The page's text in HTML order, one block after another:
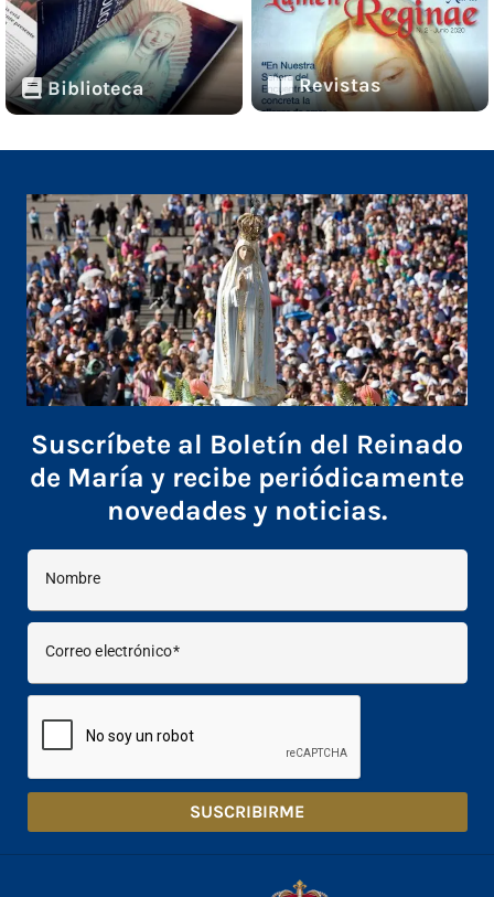
Biblioteca Revistas
Suscríbete al Boletín del Reinado
de María y recibe periódicamente
novedades y noticias.
Nombre
Correo electrónico
SUSCRIBIRME